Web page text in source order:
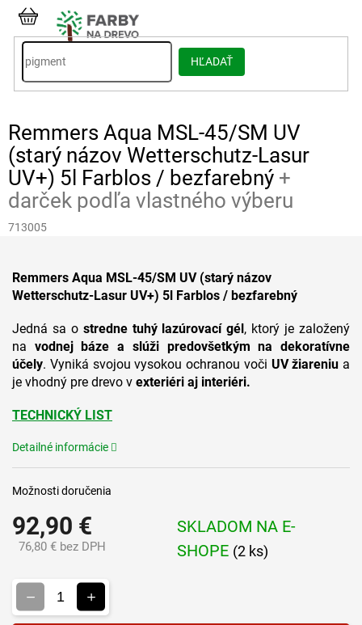
Prejsť
obsah
HĽADAŤ
NÁKUPNÝ
KOŠÍK
Remmers Aqua MSL-45/SM UV
(starý názov Wetterschutz-Lasur
UV+) 5l Farblos / bezfarebný +
darček podľa vlastného výberu
713005
92,90 €
76,80 € bez DPH
SKLADOM NA E-
SHOPE (2 ks)
Možnosti doručenia
Remmers Aqua MSL-45/SM UV (starý názov
Wetterschutz-Lasur UV+) 5l Farblos / bezfarebný
Jedná sa o stredne tuhý lazúrovací gél, ktorý je založený
na vodnej báze a slúži predovšetkým na dekoratívne
účely. Vyniká svojou vysokou ochranou voči UV žiareniu a
je vhodný pre drevo v exteriéri aj interiéri.
TECHNICKÝ LIST
Detailné informácie